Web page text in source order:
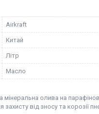
Airkraft
Китай
Літр
Масло
олива на
від зносу та корозії